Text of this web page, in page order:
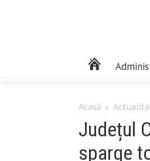
Acasă
Județul
sparge